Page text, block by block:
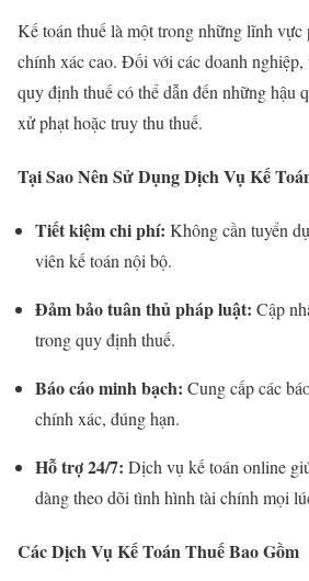
Kế toán thuế là một trong những lĩnh vực
chính xác cao. Đối với các doanh
quy định thuế có thể dẫn đến những hậu
xử phạt hoặc truy thu thuế.
Tại Sao Nên Sử Dụng Dịch Vụ Kế
Tiết kiệm chi phí: Không cần tuyển
viên kế toán nội bộ.
Đảm bảo tuân thủ pháp luật: Cập
trong quy định thuế.
Báo cáo minh bạch: Cung cấp các
chính xác, đúng hạn.
Hỗ trợ 24/7: Dịch vụ kế toán online
dàng theo dõi tình hình tài chính mọi
Các Dịch Vụ Kế Toán Thuế Bao Gồm